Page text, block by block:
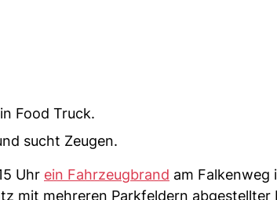
Food Truck.
sucht Zeugen.
Uhr ein Fahrzeugbrand am Falkenweg
mit mehreren Parkfeldern abgestellter